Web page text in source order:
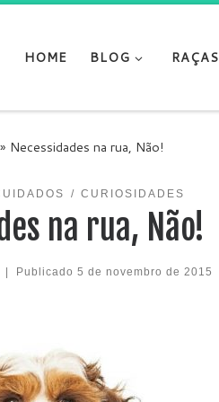
HOME
BLOG RAÇAS
» Necessidades na rua, Não!
CURIOSIDADES
na rua, Não!
| Publicado 5 de novembro de 2015